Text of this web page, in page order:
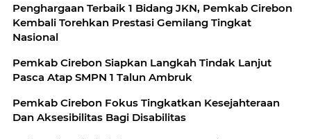
Penghargaan Terbaik 1 Bidang JKN, Pemkab Cirebon
Kembali Torehkan Prestasi Gemilang Tingkat
Nasional
Pemkab Cirebon Siapkan Langkah Tindak Lanjut
Pasca Atap SMPN 1 Talun Ambruk
Pemkab Cirebon Fokus Tingkatkan Kesejahteraan
Dan Aksesibilitas Bagi Disabilitas